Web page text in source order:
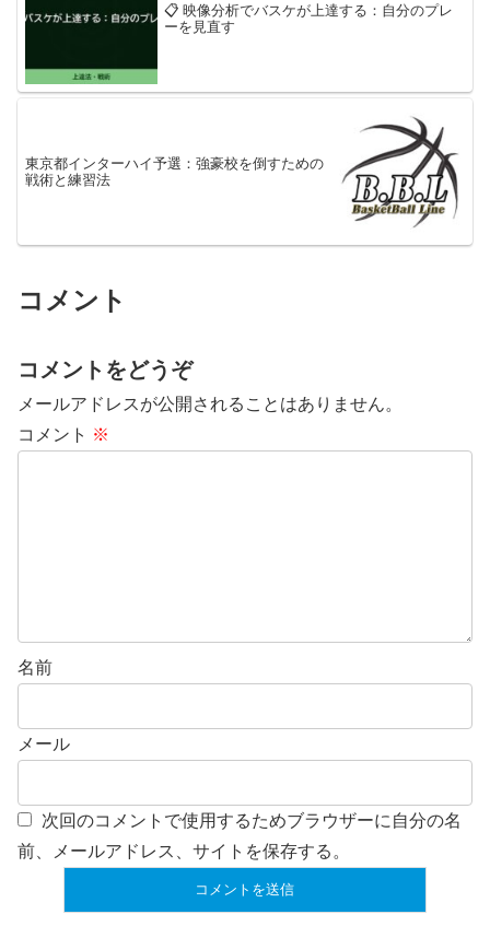
📋 映像分析でバスケが上達する：自分のプレ
ーを見直す
東京都インターハイ予選：強豪校を倒すための
戦術と練習法
コメント
コメントをどうぞ
メールアドレスが公開されることはありません。
コメント ※
名前
メール
次回のコメントで使用するためブラウザーに自分の名
前、メールアドレス、サイトを保存する。